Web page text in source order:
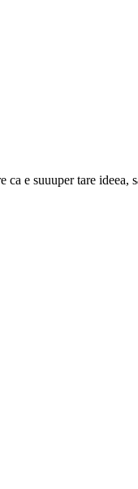
e suuuper tare ideea,